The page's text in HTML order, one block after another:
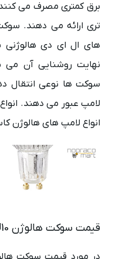
برق کمتری مصرف می
های ال ای دی هالوژنی
نهایت روشنایی آن
سوکت ها نوعی انتقال
انواع لامپ های هالوژن
قیمت سوکت هالوژن GU10